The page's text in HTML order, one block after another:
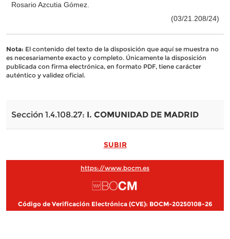
Rosario Azcutia Gómez.
(03/21.208/24)
Nota: El contenido del texto de la disposición que aquí se muestra no
es necesariamente exacto y completo. Únicamente la disposición
publicada con firma electrónica, en formato PDF, tiene carácter
auténtico y validez oficial.
Sección 1.4.108.27: I. COMUNIDAD DE MADRID
SUBIR
https://www.bocm.es
Código de Verificación Electrónica (CVE): BOCM-20250108-26